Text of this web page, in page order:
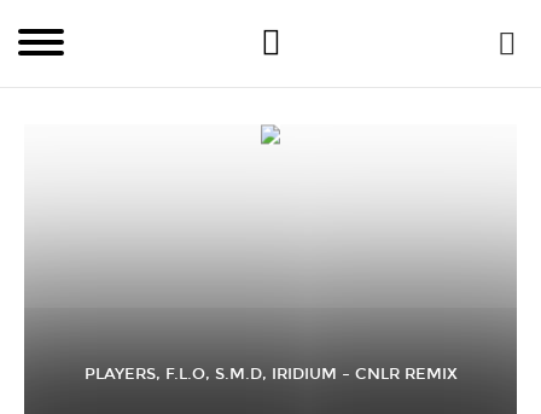
PLAYERS, F.L.O, S.M.D, IRIDIUM – CNLR REMIX